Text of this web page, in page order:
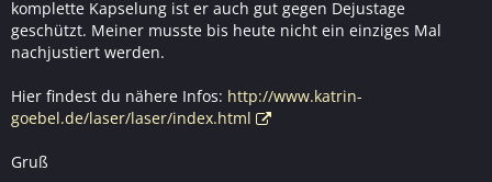
komplette Kapselung ist er auch gut gegen Dejustage
geschützt. Meiner musste bis heute nicht ein einziges Mal
nachjustiert werden.
Hier findest du nähere Infos: http://www.katrin-
goebel.de/laser/laser/index.html
Gruß